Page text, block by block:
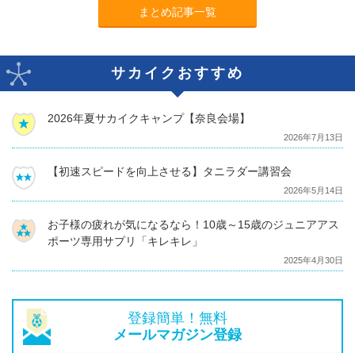
まとめ記事一覧
サカイクおすすめ
2026年夏サカイクキャンプ【奈良会場】
2026年7月13日
【初速スピードを向上させる】タニラダー講習会
2026年5月14日
お子様の疲れが気になるなら！10歳～15歳のジュニアアス
ポーツ専用サプリ「キレキレ」
2025年4月30日
登録簡単！無料
メールマガジン登録